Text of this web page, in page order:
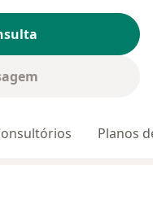
Planos